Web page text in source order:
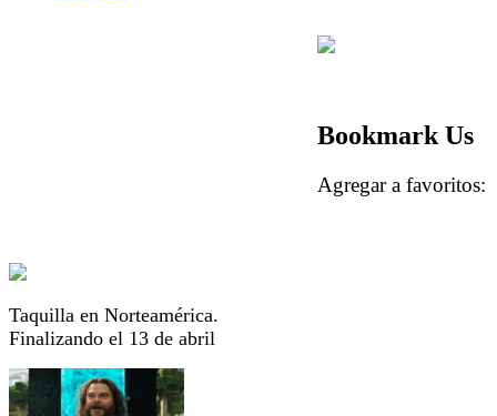
Taquilla en Norteamérica.
Finalizando el 13 de abril
Bookmark Us
Agregar a